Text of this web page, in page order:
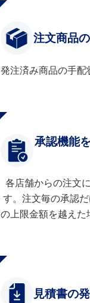
注文商品
発注済み商品の手配
承認機能
各店舗からの注文
す。注文毎の承認
の上限金額を越えた
見積書の